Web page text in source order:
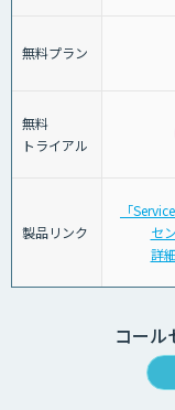
無料プラン
無料
トライアル
製品リンク
「
セ
詳
コール